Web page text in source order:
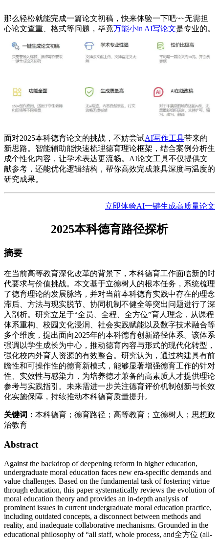
那么轻松就能完成一篇论文初稿，快来体验一下吧~~无需担
心论文查重、格式等问题，毕竟万能小in AI写论文是专业的。
面对2025本科德育论文的挑战，不妨尝试AI写作工具带来的
新思路。智能辅助能快速梳理德育理论框架，结合案例分析生
成个性化内容，让学术表达更流畅。AI论文工具不仅提供文
献参考，还能优化逻辑结构，帮你高效完成兼具深度与温度的
研究成果。
立即体验AI一键生成高质量论文
2025本科德育路径探析
摘要
在当前高等教育深化改革的背景下，本科德育工作面临新的时
代要求与价值挑战。本文基于立德树人的根本任务，系统梳理
了德育理论的发展脉络，并对当前本科德育实践中存在的理念
滞后、方法与现实脱节、协同机制不健全等突出问题进行了深
入剖析。研究立足于“全员、全程、全方位”育人理念，从课程
体系重构、校园文化浸润、社会实践赋能以及数字技术融合等
多个维度，提出面向2025年的本科德育创新路径体系。该体系
强调以学生成长为中心，推动德育内容与形式的现代化转型，
强化校内外育人资源的有效整合。研究认为，通过构建具有前
瞻性和可操作性的德育新模式，能够显著增强德育工作的针对
性、实效性与感染力，为培养德才兼备的高素质人才提供理论
参考与实践指引。未来需进一步关注德育评价机制创新与长效
化实施保障，持续推动本科德育质量提升。
关键词： 本科德育；德育路径；高等教育；立德树人；思想政
治教育
Abstract
Against the backdrop of deepening reform in higher education,
undergraduate moral education faces new era-specific demands and
value challenges. Based on the fundamental task of fostering virtue
through education, this paper systematically reviews the evolution of
moral education theory and provides an in-depth analysis of
prominent issues in current undergraduate moral education practice,
including outdated concepts, a disconnect between methods and
reality, and inadequate collaborative mechanisms. Grounded in the
educational philosophy of “all staff, whole process, and全方位 (all-